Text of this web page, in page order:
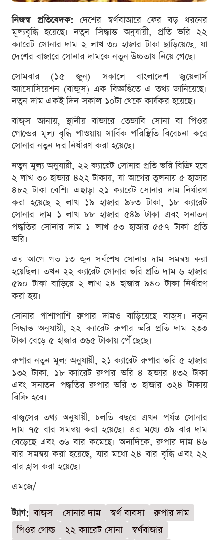
নিজস্ব প্রতিবেদক:দেশের স্বর্ণবাজারে ফের বড় ধরনের
মূল্যবৃদ্ধি হয়েছে। নতুন সিদ্ধান্ত অনুযায়ী, প্রতি ভরি ২২
ক্যারেট সোনার দাম ২ লাখ ৩০ হাজার টাকা ছাড়িয়েছে, যা
দেশের বাজারে সোনার দামকে নতুন উচ্চতায় নিয়ে গেছে।
সোমবার (১৫ জুন) সকালে বাংলাদেশ জুয়েলার্স
অ্যাসোসিয়েশন (বাজুস) এক বিজ্ঞপ্তিতে এ তথ্য জানিয়েছে।
নতুন দাম একই দিন সকাল ১০টা থেকে কার্যকর হয়েছে।
বাজুস জানায়, স্থানীয় বাজারে তেজাবি সোনা বা পিওর
গোল্ডের মূল্য বৃদ্ধি পাওয়ায় সার্বিক পরিস্থিতি বিবেচনা করে
সোনার নতুন দর নির্ধারণ করা হয়েছে।
নতুন মূল্য অনুযায়ী, ২২ ক্যারেট সোনার প্রতি ভরি বিক্রি হবে
২ লাখ ৩০ হাজার ৪২২ টাকায়, যা আগের তুলনায় ৫ হাজার
৪৮২ টাকা বেশি। এছাড়া ২১ ক্যারেট সোনার দাম নির্ধারণ
করা হয়েছে ২ লাখ ১৯ হাজার ৯৮৩ টাকা, ১৮ ক্যারেট
সোনার দাম ১ লাখ ৮৮ হাজার ৫৪৯ টাকা এবং সনাতন
পদ্ধতির সোনার দাম ১ লাখ ৫৩ হাজার ৫৫৭ টাকা প্রতি
ভরি।
এর আগে গত ১৩ জুন সর্বশেষ সোনার দাম সমন্বয় করা
হয়েছিল। তখন ২২ ক্যারেট সোনার ভরি প্রতি দাম ৬ হাজার
৫৯০ টাকা বাড়িয়ে ২ লাখ ২৪ হাজার ৯৪০ টাকা নির্ধারণ
করা হয়।
সোনার পাশাপাশি রুপার দামও বাড়িয়েছে বাজুস। নতুন
সিদ্ধান্ত অনুযায়ী, ২২ ক্যারেট রুপার ভরি প্রতি দাম ২৩৩
টাকা বেড়ে ৫ হাজার ৩৬৫ টাকায় পৌঁছেছে।
রুপার নতুন মূল্য অনুযায়ী, ২১ ক্যারেট রুপার ভরি ৫ হাজার
১৩২ টাকা, ১৮ ক্যারেট রুপার ভরি ৪ হাজার ৪৩২ টাকা
এবং সনাতন পদ্ধতির রুপার ভরি ৩ হাজার ৩২৪ টাকায়
বিক্রি হবে।
বাজুসের তথ্য অনুযায়ী, চলতি বছরে এখন পর্যন্ত সোনার
দাম ৭৫ বার সমন্বয় করা হয়েছে। এর মধ্যে ৩৯ বার দাম
বেড়েছে এবং ৩৬ বার কমেছে। অন্যদিকে, রুপার দাম ৪৬
বার সমন্বয় করা হয়েছে, যার মধ্যে ২৪ বার বৃদ্ধি এবং ২২
বার হ্রাস করা হয়েছে।
এমজে/
ট্যাগ: বাজুস সোনার দাম স্বর্ণ ব্যবসা
রুপার দাম
পিওর গোল্ড
২২ ক্যারেট সোনা
স্বর্ণবাজার